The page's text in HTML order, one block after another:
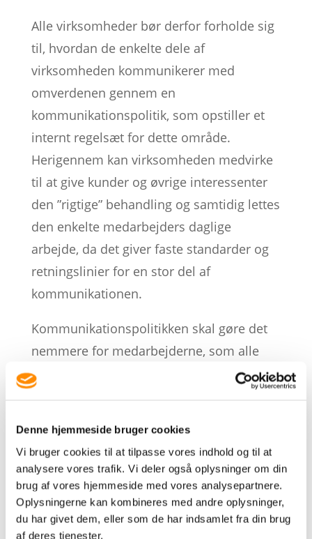
Denne hjemmeside bruger cookies
Vi bruger cookies til at tilpasse vores indhold og til at
analysere vores trafik. Vi deler også oplysninger om din
brug af vores hjemmeside med vores analysepartnere.
Oplysningerne kan kombineres med andre oplysninger,
du har givet dem, eller som de har indsamlet fra din brug
af deres tjenester.
Alle virksomheder bør derfor forholde sig
til, hvordan de enkelte dele af
virksomheden kommunikerer med
omverdenen gennem en
kommunikationspolitik, som opstiller et
internt regelsæt for dette område.
Herigennem kan virksomheden medvirke
til at give kunder og øvrige interessenter
den ”rigtige” behandling og samtidig lettes
den enkelte medarbejders daglige
arbejde, da det giver faste standarder og
retningslinier for en stor del af
kommunikationen.
Kommunikationspolitikken skal gøre det
nemmere for medarbejderne, som alle
ofte gerne vil gøre det bedre – men ikke
kan finde tiden og måske ikke har de rette
skal angiver retningen og mål for
kommunikationen men samtidig også
fastlægge spillereglerne, således at de er
let forståelige og brugbare for alle
virksomhedens medarbejdere. Den skal